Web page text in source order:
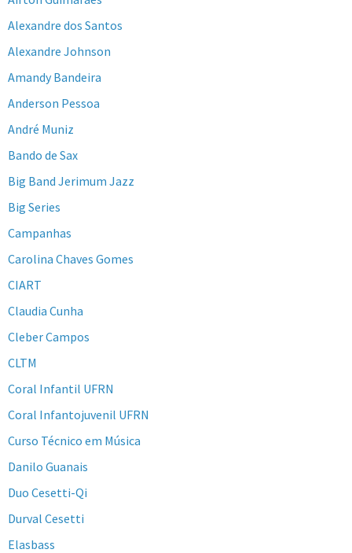
Alexandre dos Santos
Alexandre Johnson
Amandy Bandeira
Anderson Pessoa
André Muniz
Bando de Sax
Big Band Jerimum Jazz
Big Series
Campanhas
Carolina Chaves Gomes
CIART
Claudia Cunha
Cleber Campos
CLTM
Coral Infantil UFRN
Coral Infantojuvenil UFRN
Curso Técnico em Música
Danilo Guanais
Duo Cesetti-Qi
Durval Cesetti
Elasbass